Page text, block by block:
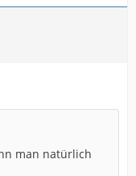
man natürlich